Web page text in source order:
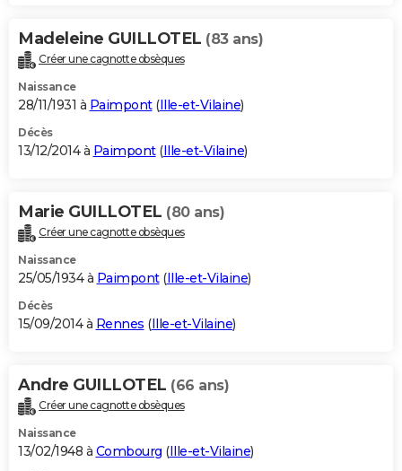
Madeleine GUILLOTEL (83 ans)
Créer une cagnotte obsèques
Naissance
28/11/1931 à Paimpont(Ille-et-Vilaine)
Décès
13/12/2014 à Paimpont(Ille-et-Vilaine)
Marie GUILLOTEL (80 ans)
Créer une cagnotte obsèques
Naissance
25/05/1934 à Paimpont(Ille-et-Vilaine)
Décès
15/09/2014 à Rennes (Ille-et-Vilaine)
Andre GUILLOTEL (66 ans)
Créer une cagnotte obsèques
Naissance
13/02/1948 à Combourg (Ille-et-Vilaine)